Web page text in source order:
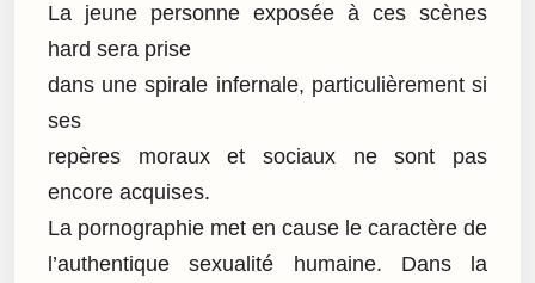
La jeune personne exposée à ces scènes
hard sera prise
dans une spirale infernale, particulièrement si
ses
repères moraux et sociaux ne sont pas
encore acquises.
La pornographie met en cause le caractère de
l’authentique sexualité humaine. Dans la